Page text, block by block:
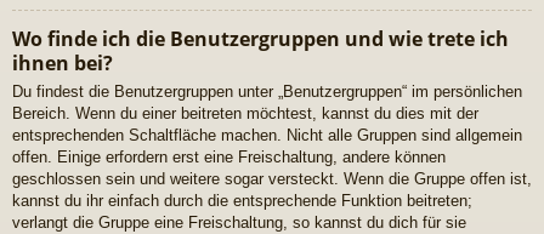
Wo finde ich die Benutzergruppen und wie trete ich
ihnen bei?
Du findest die Benutzergruppen unter „Benutzergruppen“ im persönlichen
Bereich. Wenn du einer beitreten möchtest, kannst du dies mit der
entsprechenden Schaltfläche machen. Nicht alle Gruppen sind allgemein
offen. Einige erfordern erst eine Freischaltung, andere können
geschlossen sein und weitere sogar versteckt. Wenn die Gruppe offen ist,
kannst du ihr einfach durch die entsprechende Funktion beitreten;
verlangt die Gruppe eine Freischaltung, so kannst du dich für sie